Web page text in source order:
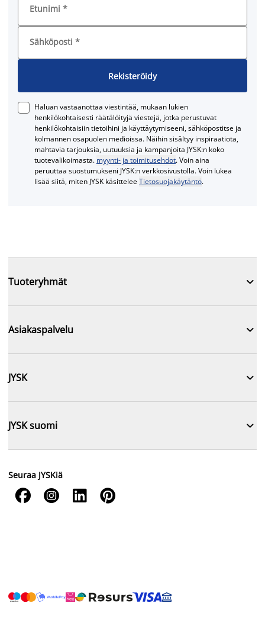
Etunimi *
Sähköposti *
Rekisteröidy
Haluan vastaanottaa viestintää, mukaan lukien
henkilökohtaisesti räätälöityjä viestejä, jotka perustuvat
henkilökohtaisiin tietoihini ja käyttäytymiseeni, sähköpostitse ja
kolmannen osapuolen medioissa. Näihin sisältyy inspiraatiota,
mahtavia tarjouksia, uutuuksia ja kampanjoita JYSK:n koko
tuotevalikoimasta. myynti- ja toimitusehdot. Voin aina
peruuttaa suostumukseni JYSK:n verkkosivustolla. Voin lukea
lisää siitä, miten JYSK käsitteleeTietosuojakäytäntö.
Tuoteryhmät 
Asiakaspalvelu 
JYSK 
JYSK suomi 
Seuraa JYSKiä
   